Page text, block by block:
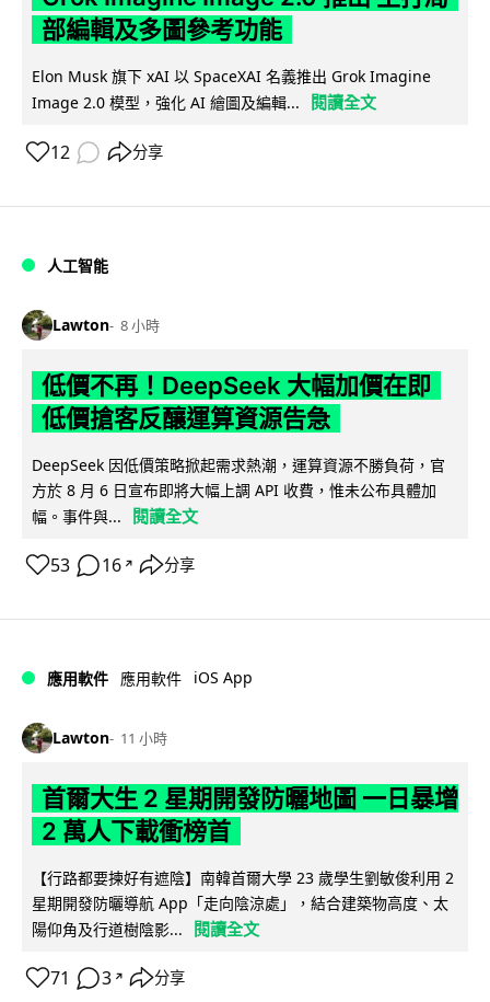
部編輯及多圖參考功能
Elon Musk 旗下 xAI 以 SpaceXAI 名義推出 Grok Imagine
Image 2.0 模型，強化 AI 繪圖及編輯...
閱讀全文
12 分享
人工智能
Lawton 8 小時
低價不再！DeepSeek 大幅加價在即
低價搶客反釀運算資源告急
DeepSeek 因低價策略掀起需求熱潮，運算資源不勝負荷，官
方於 8 月 6 日宣布即將大幅上調 API 收費，惟未公布具體加
幅。事件與...
閱讀全文
53 16 ↗ 分享
應用軟件 應用軟件 iOS App
Lawton 11 小時
首爾大生 2 星期開發防曬地圖 一日暴增
2 萬人下載衝榜首
【行路都要揀好有遮陰】南韓首爾大學 23 歲學生劉敏俊利用 2
星期開發防曬導航 App「走向陰涼處」，結合建築物高度、太
陽仰角及行道樹陰影...
閱讀全文
71 3 ↗ 分享